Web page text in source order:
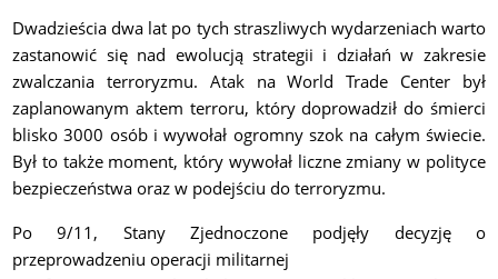
Dwadzieścia dwa lat po tych straszliwych wydarzeniach warto
zastanowić się nad ewolucją strategii i działań w zakresie
zwalczania terroryzmu. Atak na World Trade Center był
zaplanowanym aktem terroru, który doprowadził do śmierci
blisko 3000 osób i wywołał ogromny szok na całym świecie.
Był to także moment, który wywołał liczne zmiany w polityce
bezpieczeństwa oraz w podejściu do terroryzmu.
Po 9/11, Stany Zjednoczone podjęły decyzję o
przeprowadzeniu operacji militarnej